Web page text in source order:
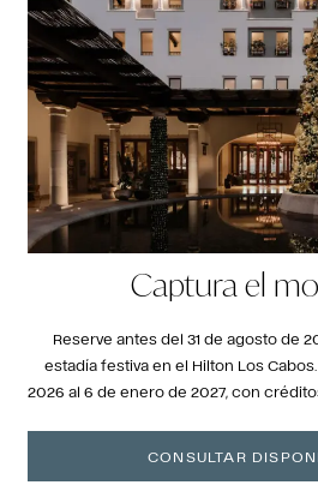
Captura el
Reserve antes del 31 de agosto de
estadía festiva en el Hilton Los
2026 al 6 de enero de 2027, con
CONSULTAR